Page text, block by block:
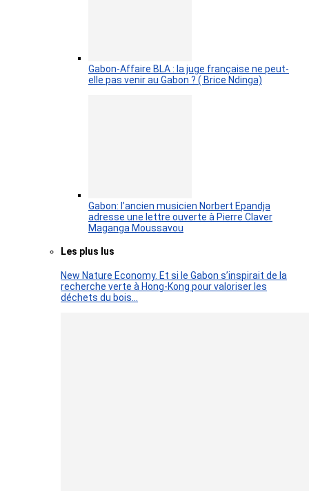
Gabon-Affaire BLA : la juge française ne peut-
elle pas venir au Gabon ? ( Brice Ndinga)
Gabon: l’ancien musicien Norbert Epandja
adresse une lettre ouverte à Pierre Claver
Maganga Moussavou
Les plus lus
New Nature Economy. Et si le Gabon s’inspirait de la
recherche verte à Hong-Kong pour valoriser les
déchets du bois…